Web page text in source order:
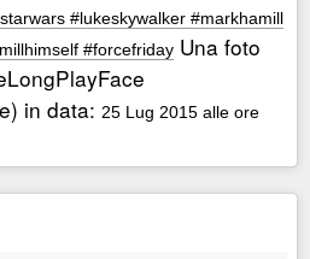
#lukeskywalker #markhamill
#forcefriday Una foto
in data: 25 Lug 2015 alle ore